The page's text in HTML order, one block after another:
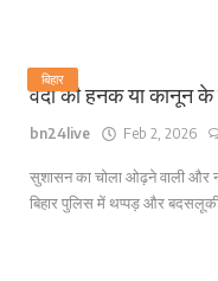
बिहार
वर्दी की हनक या कानून
bn24live Feb 2, 2026
सुशासन का चोला ओढ़ने वाली और
बिहार पुलिस में थप्पड़ और बदसलूकी